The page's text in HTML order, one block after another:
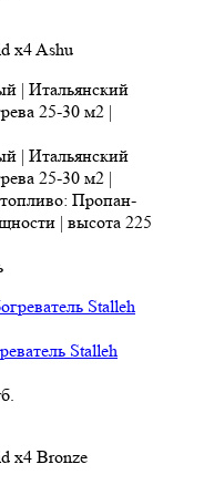
x4 Ashu
| Итальянский
25-30 м2 |
| Итальянский
25-30 м2 |
Пропан-
| высота 225
Stalleh
x4 Bronze